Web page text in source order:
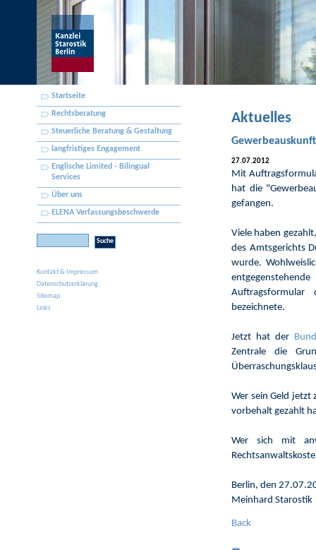
Startseite
Rechtsberatung
Steuerliche Beratung & Gestaltung
langfristiges Engagement
Englische Limited - Bilingual
Services
Über uns
ELENA Verfassungsbeschwerde
Kontakt & Impressum
Datenschutzerklärung
Sitemap
Links
Aktuelles
27.07.2012
Mit
hat die
gefangen.
Viele haben
des Amtsgerichts
wurde.
Auftragsformular
bezeichnete.
Jetzt hat der
Zentrale die
Wer sein Geld
vorbehalt gezahlt
Wer sich mit
Berlin, den
Meinhard Starostik
Back